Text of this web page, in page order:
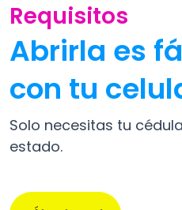
Requisitos
Abrirla es
con tu
Solo necesitas tu
estado.